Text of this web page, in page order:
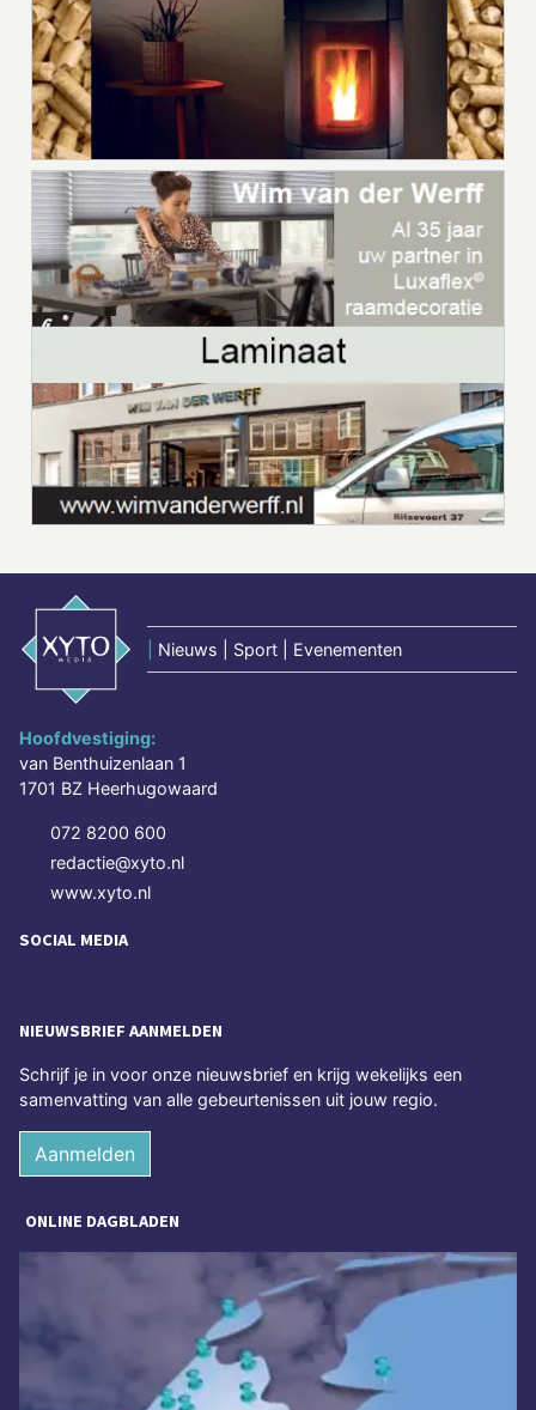
Nieuws | Sport | Evenementen
Hoofdvestiging:
van Benthuizenlaan 1
1701 BZ Heerhugowaard
072 8200 600
redactie@xyto.nl
www.xyto.nl
SOCIAL MEDIA
NIEUWSBRIEF AANMELDEN
Schrijf je in voor onze nieuwsbrief en krijg wekelijks een
samenvatting van alle gebeurtenissen uit jouw regio.
Aanmelden
ONLINE DAGBLADEN